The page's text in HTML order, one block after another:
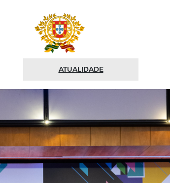
ATUALIDADE